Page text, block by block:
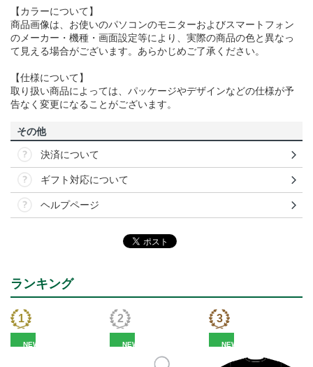
【カラーについて】
商品画像は、お使いのパソコンのモニターおよびスマートフォン
のメーカー・機種・画面設定等により、実際の商品の色と異なっ
て見える場合がございます。あらかじめご了承ください。
【仕様について】
取り扱い商品によっては、パッケージやデザインなどの仕様が予
告なく変更になることがございます。
その他
決済について
ギフト対応について
ヘルプページ
ランキング
NEW NEW NEW